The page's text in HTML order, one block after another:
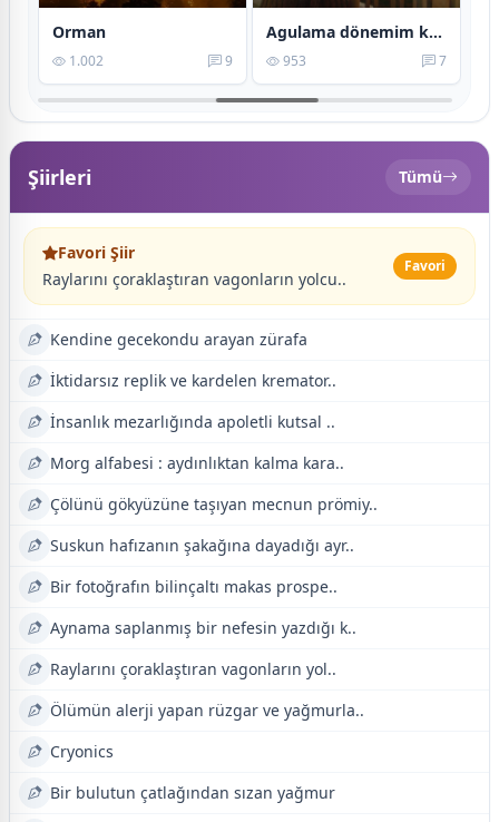
Orman
1.002 9
Agulama dönemim kül!
953 7
Şiirleri Tümü
Favori Şiir
Raylarını çoraklaştıran vagonların yolcu..
Favori
Kendine gecekondu arayan zürafa
İktidarsız replik ve kardelen kremator..
İnsanlık mezarlığında apoletli kutsal ..
Morg alfabesi : aydınlıktan kalma kara..
Çölünü gökyüzüne taşıyan mecnun prömiy..
Suskun hafızanın şakağına dayadığı ayr..
Bir fotoğrafın bilinçaltı makas prospe..
Aynama saplanmış bir nefesin yazdığı k..
Raylarını çoraklaştıran vagonların yol..
Ölümün alerji yapan rüzgar ve yağmurla..
Cryonics
Bir bulutun çatlağından sızan yağmur